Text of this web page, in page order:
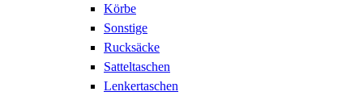
Körbe
Sonstige
Rucksäcke
Satteltaschen
Lenkertaschen